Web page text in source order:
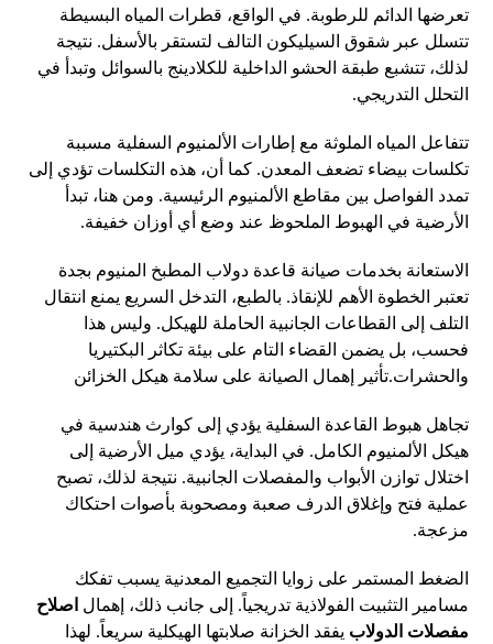
تعرضها الدائم للرطوبة. في الواقع، قطرات المياه البسيطة
تتسلل عبر شقوق السيليكون التالف لتستقر بالأسفل. نتيجة
لذلك، تتشبع طبقة الحشو الداخلية للكلادينج بالسوائل وتبدأ في
التحلل التدريجي.
تتفاعل المياه الملوثة مع إطارات الألمنيوم السفلية مسببة
تكلسات بيضاء تضعف المعدن. كما أن، هذه التكلسات تؤدي إلى
تمدد الفواصل بين مقاطع الألمنيوم الرئيسية. ومن هنا، تبدأ
الأرضية في الهبوط الملحوظ عند وضع أي أوزان خفيفة.
الاستعانة بخدمات صيانة قاعدة دولاب المطبخ المنيوم بجدة
تعتبر الخطوة الأهم للإنقاذ. بالطبع، التدخل السريع يمنع انتقال
التلف إلى القطاعات الجانبية الحاملة للهيكل. وليس هذا
فحسب، بل يضمن القضاء التام على بيئة تكاثر البكتيريا
والحشرات.تأثير إهمال الصيانة على سلامة هيكل الخزائن
تجاهل هبوط القاعدة السفلية يؤدي إلى كوارث هندسية في
هيكل الألمنيوم الكامل. في البداية، يؤدي ميل الأرضية إلى
اختلال توازن الأبواب والمفصلات الجانبية. نتيجة لذلك، تصبح
عملية فتح وإغلاق الدرف صعبة ومصحوبة بأصوات احتكاك
مزعجة.
الضغط المستمر على زوايا التجميع المعدنية يسبب تفكك
مسامير التثبيت الفولاذية تدريجياً. إلى جانب ذلك، إهمال اصلاح
مفصلات الدولاب يفقد الخزانة صلابتها الهيكلية سريعاً. لهذا